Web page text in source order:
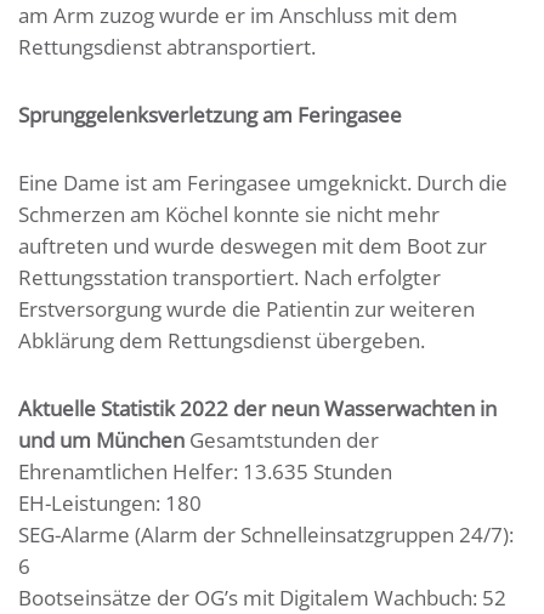
am Arm zuzog wurde er im Anschluss mit dem
Rettungsdienst abtransportiert.
Sprunggelenksverletzung am Feringasee
Eine Dame ist am Feringasee umgeknickt. Durch die
Schmerzen am Köchel konnte sie nicht mehr
auftreten und wurde deswegen mit dem Boot zur
Rettungsstation transportiert. Nach erfolgter
Erstversorgung wurde die Patientin zur weiteren
Abklärung dem Rettungsdienst übergeben.
Aktuelle Statistik 2022 der neun Wasserwachten in
und um München Gesamtstunden der
Ehrenamtlichen Helfer: 13.635 Stunden
EH-Leistungen: 180
SEG-Alarme (Alarm der Schnelleinsatzgruppen 24/7):
6
Bootseinsätze der OG’s mit Digitalem Wachbuch: 52